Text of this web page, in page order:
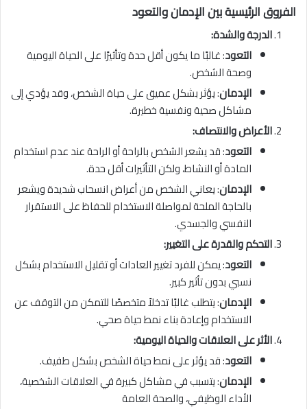
الفروق الرئيسية بين الإدمان والتعود
الدرجة والشدة:
التعود: غالبًا ما يكون أقل حدة وتأثيرًا على الحياة اليومية
وصحة الشخص.
الإدمان: يؤثر بشكل عميق على حياة الشخص، وقد يؤدي إلى
مشاكل صحية ونفسية خطيرة.
الأعراض والانتصاف:
التعود: قد يشعر الشخص بالراحة أو الراحة عند عدم استخدام
المادة أو النشاط، ولكن التأثيرات أقل حدة.
الإدمان: يعاني الشخص من أعراض انسحاب شديدة ويشعر
بالحاجة الملحة لمواصلة الاستخدام للحفاظ على الاستقرار
النفسي والجسدي.
التحكم والقدرة على التغيير:
التعود: يمكن للفرد تغيير العادات أو تقليل الاستخدام بشكل
نسبي بدون تأثير كبير.
الإدمان: يتطلب غالبًا تدخلاً متخصصًا للتمكن من التوقف عن
الاستخدام وإعادة بناء نمط حياة صحي.
الأثر على العلاقات والحياة اليومية:
التعود: قد يؤثر على نمط حياة الشخص بشكل طفيف.
الإدمان: يتسبب في مشاكل كبيرة في العلاقات الشخصية،
الأداء الوظيفي، والصحة العامة